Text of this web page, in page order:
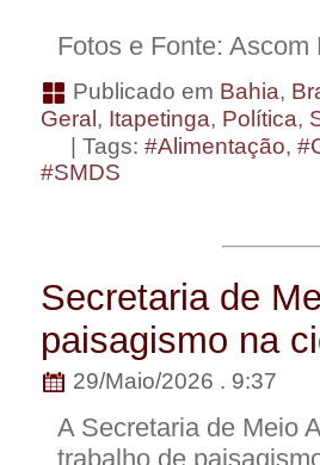
Fotos e Fonte:
Publicado em Bahia,
Geral, Itapetinga, Política,
| Tags: #Alimentação,
#SMDS
Secretaria de
paisagismo na
29/Maio/2026 . 9:37
A Secretaria de Meio
trabalho de